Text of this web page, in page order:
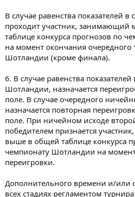
В случае равенства показателей
проходит участник, занимающий
таблице конкурса прогнозов по
на момент окончания очередного
Шотландии (кроме финала).
6. В случае равенства
Шотландии, назначается
поле. В случае очередного
назначается повторная
поле. При ничейном исходе
победителем признается
выше в общей таблице конкурса
чемпионату Шотландии на
переигровки.
Дополнительного времени и/или
всех стадиях регламентом